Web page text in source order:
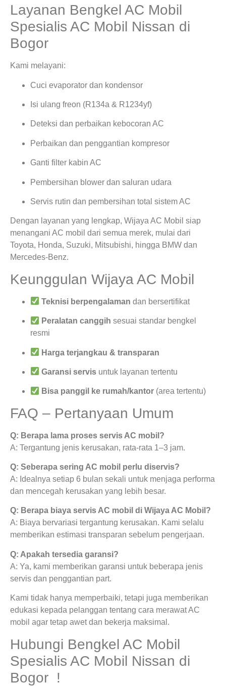
Layanan Bengkel AC Mobil
Spesialis AC Mobil Nissan di
Bogor
Kami melayani:
Cuci evaporator dan kondensor
Isi ulang freon (R134a & R1234yf)
Deteksi dan perbaikan kebocoran AC
Perbaikan dan penggantian kompresor
Ganti filter kabin AC
Pembersihan blower dan saluran udara
Servis rutin dan pembersihan total sistem AC
Dengan layanan yang lengkap, Wijaya AC Mobil siap
menangani AC mobil dari semua merek, mulai dari
Toyota, Honda, Suzuki, Mitsubishi, hingga BMW dan
Mercedes-Benz.
Keunggulan Wijaya AC Mobil
Teknisi berpengalaman dan bersertifikat
Peralatan canggih sesuai standar bengkel
resmi
Harga terjangkau & transparan
Garansi servis untuk layanan tertentu
Bisa panggil ke rumah/kantor (area tertentu)
FAQ – Pertanyaan Umum
Q: Berapa lama proses servis AC mobil?
A: Tergantung jenis kerusakan, rata-rata 1–3 jam.
Q: Seberapa sering AC mobil perlu diservis?
A: Idealnya setiap 6 bulan sekali untuk menjaga performa
dan mencegah kerusakan yang lebih besar.
Q: Berapa biaya servis AC mobil di Wijaya AC Mobil?
A: Biaya bervariasi tergantung kerusakan. Kami selalu
memberikan estimasi transparan sebelum pengerjaan.
Q: Apakah tersedia garansi?
A: Ya, kami memberikan garansi untuk beberapa jenis
servis dan penggantian part.
Kami tidak hanya memperbaiki, tetapi juga memberikan
edukasi kepada pelanggan tentang cara merawat AC
mobil agar tetap awet dan bekerja maksimal.
Hubungi Bengkel AC Mobil
Spesialis AC Mobil Nissan di
Bogor !